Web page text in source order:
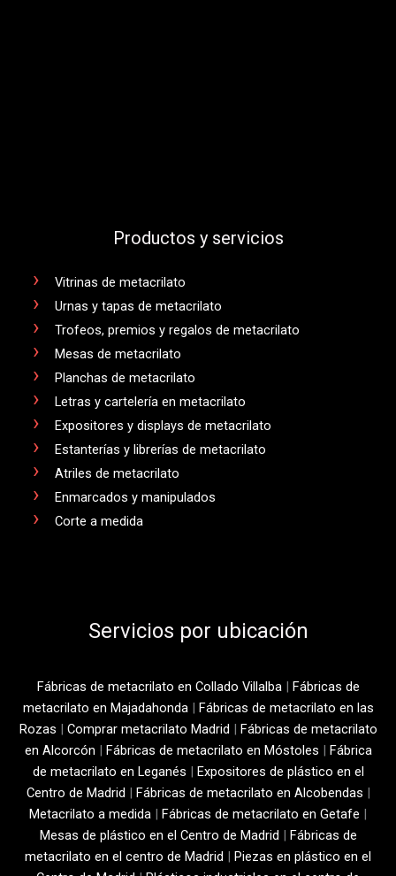
Productos y servicios
Vitrinas de metacrilato
Urnas y tapas de metacrilato
Trofeos, premios y regalos de metacrilato
Mesas de metacrilato
Planchas de metacrilato
Letras y cartelería en metacrilato
Expositores y displays de metacrilato
Estanterías y librerías de metacrilato
Atriles de metacrilato
Enmarcados y manipulados
Corte a medida
Servicios por ubicación
Fábricas de metacrilato en Collado Villalba| Fábricas de
metacrilato en Majadahonda| Fábricas de metacrilato en las
Rozas | Comprar metacrilato Madrid | Fábricas de metacrilato
en Alcorcón | Fábricas de metacrilato en Móstoles | Fábrica
de metacrilato en Leganés | Expositores de plástico en el
Centro de Madrid | Fábricas de metacrilato en Alcobendas |
Metacrilato a medida | Fábricas de metacrilato en Getafe |
Mesas de plástico en el Centro de Madrid | Fábricas de
metacrilato en el centro de Madrid | Piezas en plástico en el